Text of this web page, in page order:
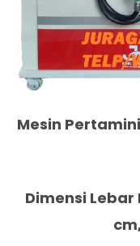
Mesin
Dimensi